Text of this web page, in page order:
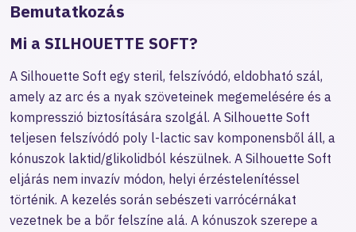
Bemutatkozás
Mi a SILHOUETTE SOFT?
A Silhouette Soft egy steril, felszívódó, eldobható szál,
amely az arc és a nyak szöveteinek megemelésére és a
kompresszió biztosítására szolgál. A Silhouette Soft
teljesen felszívódó poly l-lactic sav komponensből áll, a
kónuszok laktid/glikolidból készülnek. A Silhouette Soft
eljárás nem invazív módon, helyi érzéstelenítéssel
történik. A kezelés során sebészeti varrócérnákat
vezetnek be a bőr felszíne alá. A kónuszok szerepe a